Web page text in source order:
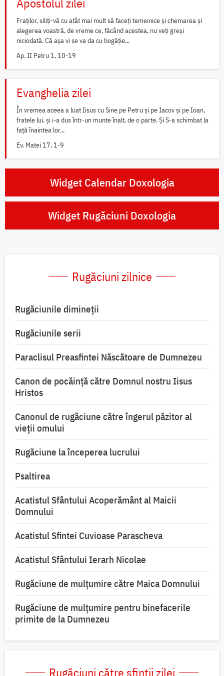
Fraților, siliți-vă cu atât mai mult să faceți temeinice și chemarea și
alegerea voastră, de vreme ce, făcând acestea, nu veți greși
niciodată. Că așa vi se va da cu bogăție...
Ap. II Petru 1, 10-19
Evanghelia zilei
În vremea aceea a luat Iisus cu Sine pe Petru și pe Iacov și pe Ioan,
fratele lui, și i-a dus într-un munte înalt, de o parte. Și S-a schimbat la
față înaintea lor...
Ev. Matei 17, 1-9
Widget Calendar Doxologia
Widget Rugăciuni Doxologia
Rugăciuni zilnice
Rugăciunile dimineții
Rugăciunile serii
Paraclisul Preasfintei Născătoare de Dumnezeu
Canon de pocăință către Domnul nostru Iisus
Hristos
Canonul de rugăciune către îngerul păzitor al
vieții omului
Rugăciune la începerea lucrului
Psaltirea
Acatistul Sfântului Acoperământ al Maicii
Domnului
Acatistul Sfintei Cuvioase Parascheva
Acatistul Sfântului Ierarh Nicolae
Rugăciune de mulţumire către Maica Domnului
Rugăciune de mulțumire pentru binefacerile
primite de la Dumnezeu
Rugăciuni către sfinții zilei